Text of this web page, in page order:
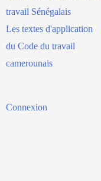
travail Sénégalais
Les textes d'application
du Code du travail
camerounais
Connexion